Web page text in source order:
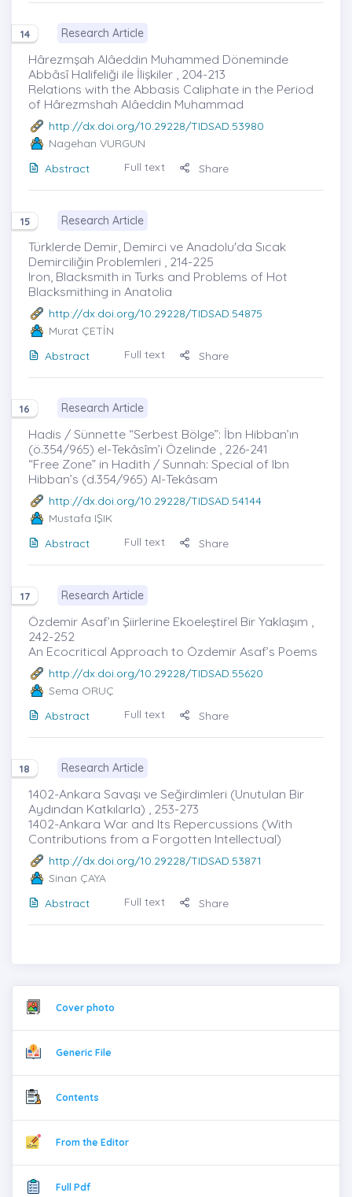
14 Research Article
Hârezmşah Alâeddin Muhammed Döneminde
Abbâsî Halifeliği ile İlişkiler , 204-213
Relations with the Abbasis Caliphate in the Period
of Hârezmshah Alâeddin Muhammad
http://dx.doi.org/10.29228/TIDSAD.53980
Nagehan VURGUN
Abstract
Full text Share
15 Research Article
Türklerde Demir, Demirci ve Anadolu'da Sıcak
Demirciliğin Problemleri , 214-225
Iron, Blacksmith in Turks and Problems of Hot
Blacksmithing in Anatolia
http://dx.doi.org/10.29228/TIDSAD.54875
Murat ÇETİN
Abstract
Full text Share
16 Research Article
Hadis / Sünnette “Serbest Bölge”: İbn Hibban’ın
(ö.354/965) el-Tekâsîm’i Özelinde , 226-241
“Free Zone” in Hadith / Sunnah: Special of Ibn
Hibban’s (d.354/965) Al-Tekâsam
http://dx.doi.org/10.29228/TIDSAD.54144
Mustafa IŞIK
Abstract
Full text Share
17 Research Article
Özdemir Asaf’ın Şiirlerine Ekoeleştirel Bir Yaklaşım ,
242-252
An Ecocritical Approach to Özdemir Asaf’s Poems
http://dx.doi.org/10.29228/TIDSAD.55620
Sema ORUÇ
Abstract
Full text Share
18 Research Article
1402-Ankara Savaşı ve Seğirdimleri (Unutulan Bir
Aydından Katkılarla) , 253-273
1402-Ankara War and Its Repercussions (With
Contributions from a Forgotten Intellectual)
http://dx.doi.org/10.29228/TIDSAD.53871
Sinan ÇAYA
Abstract
Full text Share
Cover photo
Generic File
Contents
From the Editor
Full Pdf